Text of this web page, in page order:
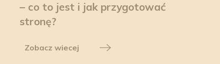
– co to jest i jak przygotować
stronę?
Zobacz wiecej